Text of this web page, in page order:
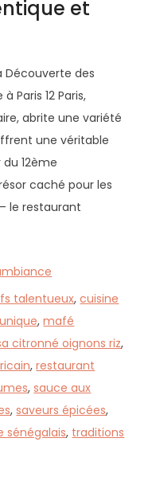
et
Découverte des
Paris 12 Paris,
abrite une variété
une véritable
12ème
caché pour les
le restaurant
talentueux,cuisine
,mafé
citronné oignons riz,
,restaurant
,sauce aux
,saveurs épicées,
sénégalais, traditions